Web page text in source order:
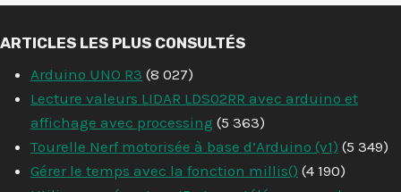
ARTICLES LES PLUS CONSULTÉS
Arduino UNO R3 (8 027)
Lecture valeurs LIDAR LDS02RR avec arduino et
affichage avec processing (5 363)
Tourelle Nerf motorisée à base d’Arduino (v1) (5 349)
Gérer le temps avec la fonction millis() (4 190)